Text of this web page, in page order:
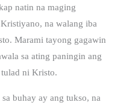
natin na maging
na walang iba
Marami tayong gagawin
sa ating paningin ang
ni Kristo.
buhay ay ang tukso, na